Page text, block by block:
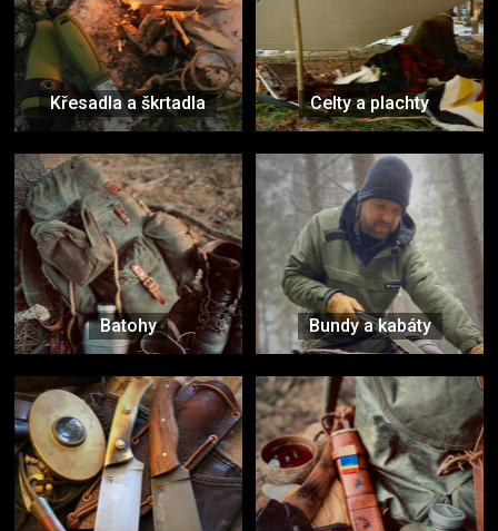
Křesadla a škrtadla Celty a plachty
Batohy Bundy a kabáty